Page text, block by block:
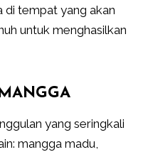
di tempat yang akan
untuk menghasilkan
yang seringkali
mangga madu,